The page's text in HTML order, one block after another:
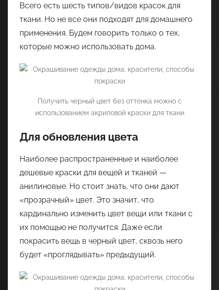
Всего есть шесть типов/видов красок для
ткани. Но не все они подходят для домашнего
применения. Будем говорить только о тех,
которые можно использовать дома.
Получить черный цвет без оттенка можно с
использованием акриловой краски для ткани
Для обновления цвета
Наиболее распространенные и наиболее
дешевые краски для вещей и тканей —
анилиновые. Но стоит знать, что они дают
«прозрачный» цвет. Это значит, что
кардинально изменить цвет вещи или ткани с
их помощью не получится. Даже если
покрасить вещь в черный цвет, сквозь него
будет «проглядывать» предыдущий.